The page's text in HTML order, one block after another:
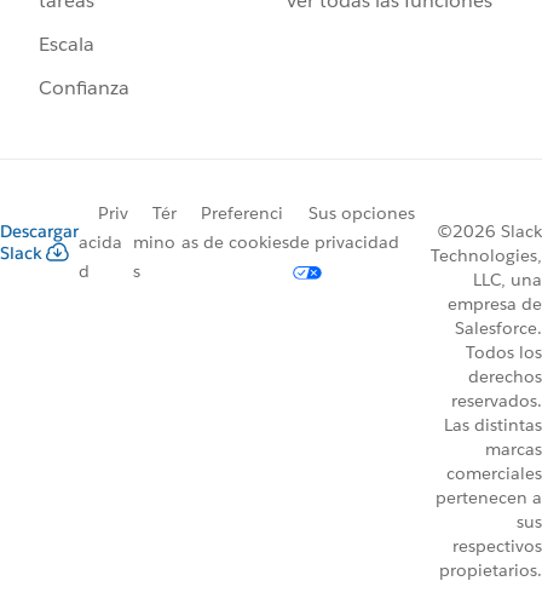
Escala
Confianza
Descargar
Slack
Priv
acida
d
Tér
mino
s
Preferenci
as de cookies
Sus opciones
de privacidad
©2026 Slack
Technologies,
LLC, una
empresa de
Salesforce.
Todos los
derechos
reservados.
Las distintas
marcas
comerciales
pertenecen a
sus
respectivos
propietarios.